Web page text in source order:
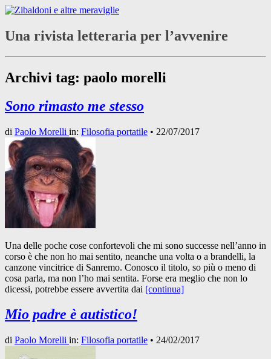
Una rivista letteraria per l’avvenire
Archivi tag: paolo morelli
Sono rimasto me stesso
di Paolo Morelli in: Filosofia portatile • 22/07/2017
Una delle poche cose confortevoli che mi sono successe nell’anno in
corso è che non ho mai sentito, neanche una volta o a brandelli, la
canzone vincitrice di Sanremo. Conosco il titolo, so più o meno di
cosa parla, ma non l’ho mai sentita. Forse era meglio che non lo
dicessi, potrebbe essere avvertita dai [continua]
Mio padre è autistico!
di Paolo Morelli in: Filosofia portatile • 24/02/2017